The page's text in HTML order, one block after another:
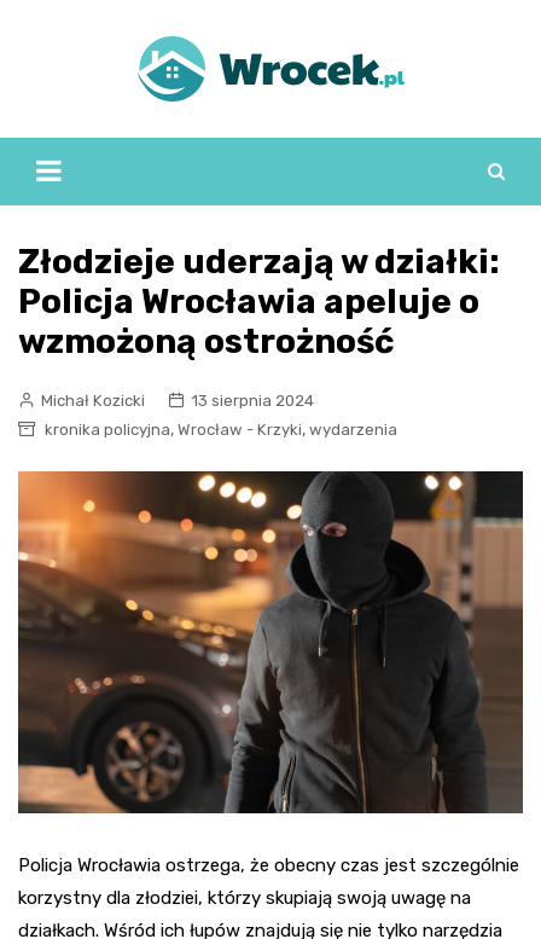
Złodzieje uderzają w działki:
Policja Wrocławia apeluje o
wzmożoną ostrożność
Michał Kozicki
13 sierpnia 2024
kronika policyjna, Wrocław - Krzyki, wydarzenia
Policja Wrocławia ostrzega, że obecny czas jest szczególnie
korzystny dla złodziei, którzy skupiają swoją uwagę na
działkach. Wśród ich łupów znajdują się nie tylko narzędzia